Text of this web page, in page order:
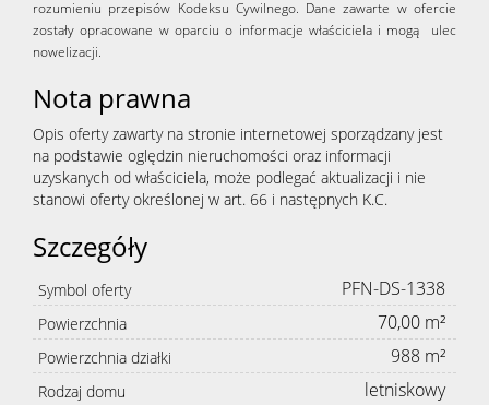
rozumieniu przepisów Kodeksu Cywilnego. Dane zawarte w ofercie
zostały opracowane w oparciu o informacje właściciela i mogą ulec
nowelizacji.
Nota prawna
Opis oferty zawarty na stronie internetowej sporządzany jest
na podstawie oględzin nieruchomości oraz informacji
uzyskanych od właściciela, może podlegać aktualizacji i nie
stanowi oferty określonej w art. 66 i następnych K.C.
Szczegóły
Symbol oferty PFN-DS-1338
Powierzchnia 70,00 m²
Powierzchnia działki 988 m²
Rodzaj domu letniskowy